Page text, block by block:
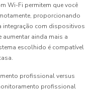
Wi-Fi permitem que você
proporcionando
integração com dispositivos
ainda mais a
escolhido é compatível
profissional versus
profissional